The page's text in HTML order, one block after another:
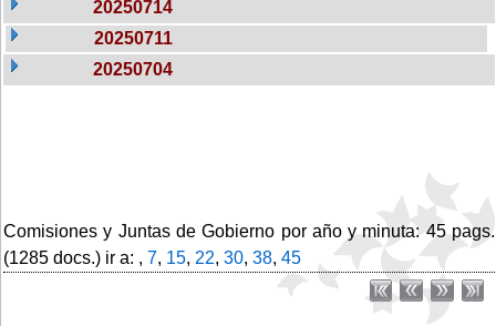
20250714
20250711
20250704
Comisiones y Juntas de Gobierno por año y minuta: 45 pags.
(1285 docs.) ir a: , 7, 15, 22, 30, 38, 45